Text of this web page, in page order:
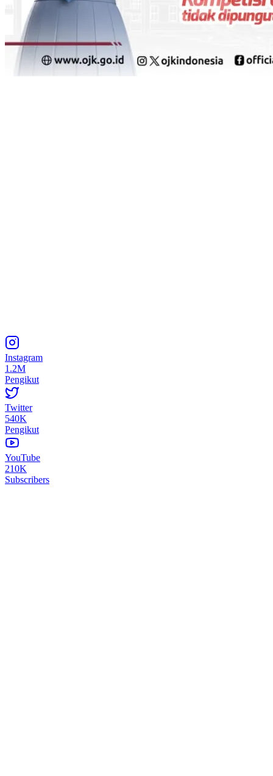
Instagram
1.2M
Pengikut
Twitter
540K
Pengikut
YouTube
210K
Subscribers